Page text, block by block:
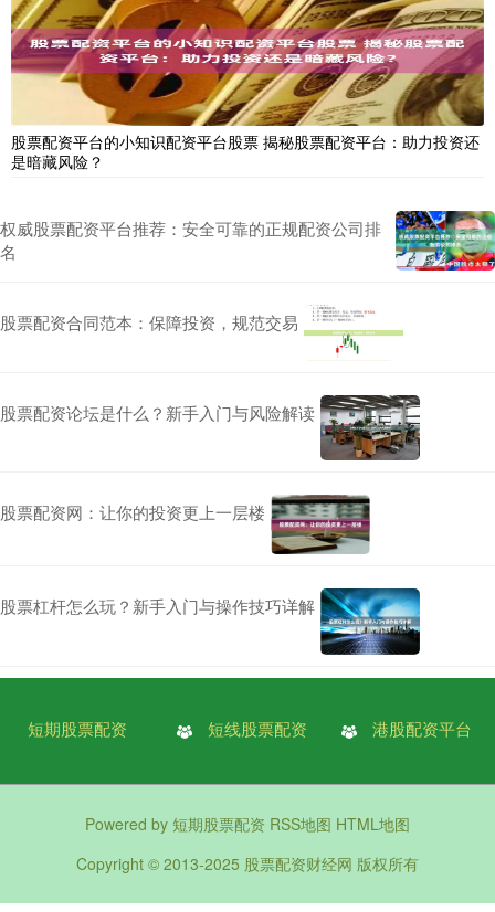
股票配资平台的小知识配资平台股票 揭秘股票配资平台：助力投资还
是暗藏风险？
权威股票配资平台推荐：安全可靠的正规配资公司排
名
股票配资合同范本：保障投资，规范交易
股票配资论坛是什么？新手入门与风险解读
股票配资网：让你的投资更上一层楼
股票杠杆怎么玩？新手入门与操作技巧详解
短期股票配资 短线股票配资 港股配资平台
Powered by 短期股票配资 RSS地图 HTML地图
Copyright © 2013-2025 股票配资财经网 版权所有